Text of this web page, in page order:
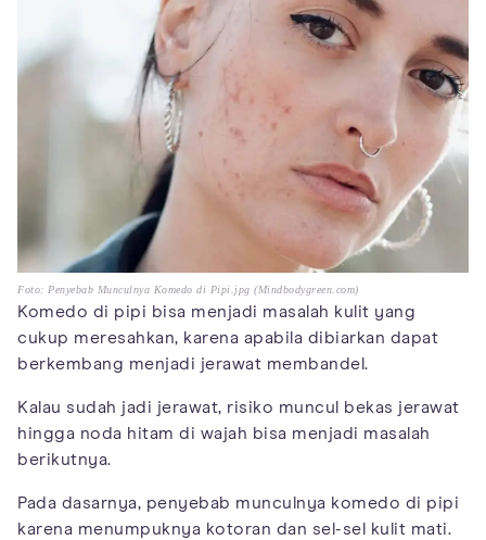
Foto: Penyebab Munculnya Komedo di Pipi.jpg (Mindbodygreen.com)
Komedo di pipi bisa menjadi masalah kulit yang
cukup meresahkan, karena apabila dibiarkan dapat
berkembang menjadi jerawat membandel.
Kalau sudah jadi jerawat, risiko muncul bekas jerawat
hingga noda hitam di wajah bisa menjadi masalah
berikutnya.
Pada dasarnya, penyebab munculnya komedo di pipi
karena menumpuknya kotoran dan sel-sel kulit mati.